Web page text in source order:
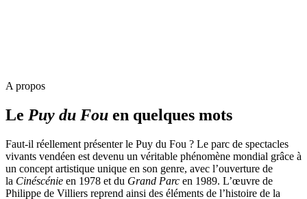
A propos
Le Puy du Fou en quelques mots
Faut-il réellement présenter le Puy du Fou ? Le parc de spectacles
vivants vendéen est devenu un véritable phénomène mondial grâce à
un concept artistique unique en son genre, avec l’ouverture de
la Cinéscénie en 1978 et du Grand Parc en 1989. L’œuvre de
Philippe de Villiers reprend ainsi des éléments de l’histoire de la